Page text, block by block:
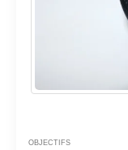
OBJECTIFS